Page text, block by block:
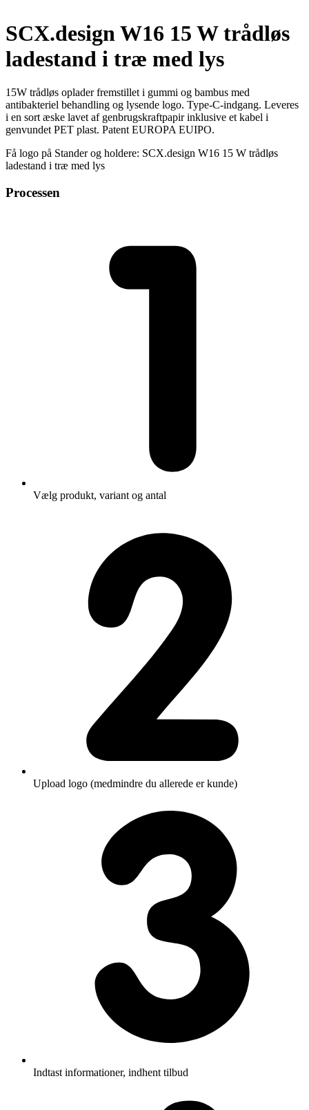
SCX.design W16 15 W trådløs
ladestand i træ med lys
15W trådløs oplader fremstillet i gummi og bambus med
antibakteriel behandling og lysende logo. Type-C-indgang. Leveres
i en sort æske lavet af genbrugskraftpapir inklusive et kabel i
genvundet PET plast. Patent EUROPA EUIPO.
Få logo på Stander og holdere: SCX.design W16 15 W trådløs
ladestand i træ med lys
Processen
Vælg produkt, variant og antal
Upload logo (medmindre du allerede er kunde)
Indtast informationer, indhent tilbud